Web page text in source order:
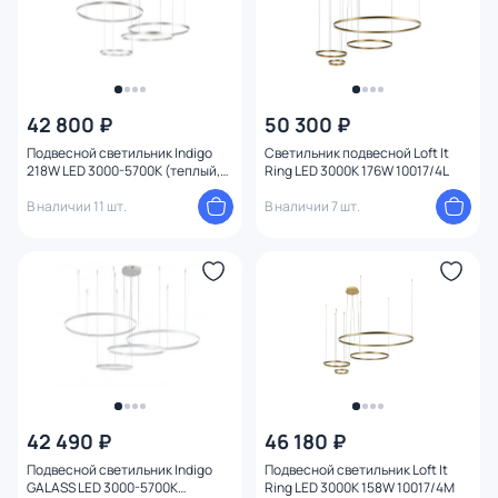
42 800 ₽
Подвесной светильник Indigo
218W LED 3000-5700К (теплый,
В наличии 11 шт.
50 300 ₽
Светильник подвесной Loft It
Ring LED 3000K 176W 10017/4L
В наличии 7 шт.
42 490 ₽
Подвесной светильник Indigo
GALASS LED 3000-5700К
46 180 ₽
Подвесной светильник Loft It
Ring LED 3000K 158W 10017/4M